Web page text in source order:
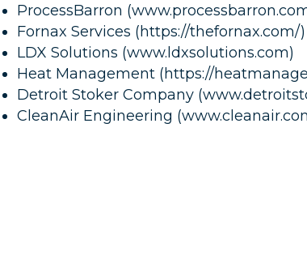
ProcessBarron (
Fornax Services (https://thefornax.com/)
LDX Solutions (www.ldxsolutions.com)
Heat Management (https://
Detroit Stoker Company (
CleanAir Engineering (